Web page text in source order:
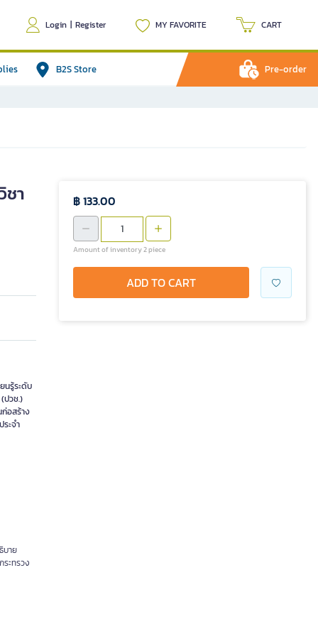
Login | Register MY FAVORITE CART
B2S Store Pre-order
ชา
นรู้ระดับ
ปวช.)
อสร้าง
ะจำ
บาย
ะทรวง
฿ 133.00
Amount of inventory 2 piece
ADD TO CART